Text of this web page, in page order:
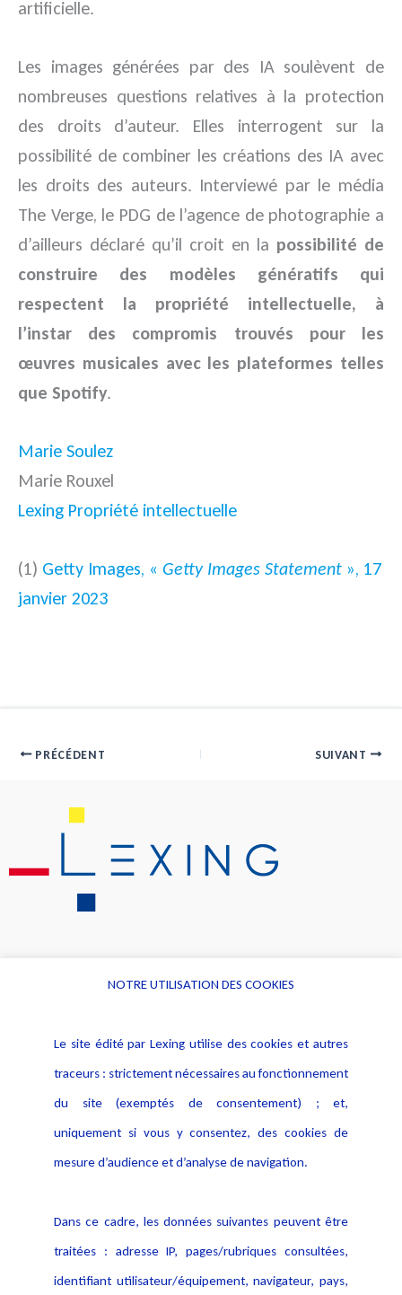
artificielle.
Les images générées par des IA soulèvent de
nombreuses questions relatives à la protection
des droits d’auteur. Elles interrogent sur la
possibilité de combiner les créations des IA avec
les droits des auteurs. Interviewé par le média
The Verge, le PDG de l’agence de photographie a
d’ailleurs déclaré qu’il croit en la possibilité de
construire des modèles génératifs qui
respectent la propriété intellectuelle, à
l’instar des compromis trouvés pour les
œuvres musicales avec les plateformes telles
que Spotify.
Marie Soulez
Marie Rouxel
Lexing Propriété intellectuelle
(1) Getty Images, « Getty Images Statement », 17
janvier 2023
PRÉCÉDENT SUIVANT
Alerte professionnelle
Déclaration d'accessibilité
Notice Légale
Politique de protection des
données
Publications
NOTRE UTILISATION DES COOKIES
Le site édité par Lexing utilise des cookies et autres
traceurs : strictement nécessaires au fonctionnement
du site (exemptés de consentement) ; et,
uniquement si vous y consentez, des cookies de
mesure d’audience et d’analyse de navigation.
Dans ce cadre, les données suivantes peuvent être
traitées : adresse IP, pages/rubriques consultées,
identifiant utilisateur/équipement, navigateur, pays,